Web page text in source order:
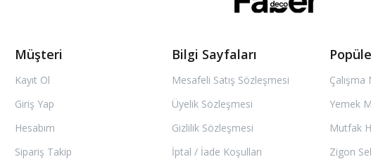
Müşteri
Kayıt Ol
Giriş Yap
Hesabım
Sipariş Takip
Bilgi Sayfaları
Mesafeli Satış Sözleşmesi
Üyelik Sözleşmesi
Gizlilik Sözleşmesi
İptal / İade Koşulları
Çalışma
Yemek
Mutfak
Zigon